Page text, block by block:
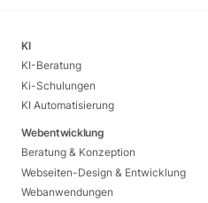
KI
KI-Beratung
Ki-Schulungen
KI Automatisierung
Webentwicklung
Beratung & Konzeption
Webseiten-Design & Entwicklung
Webanwendungen